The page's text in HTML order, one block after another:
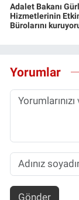
Adalet Bakanı
Hizmetlerinin
Bürolarını
Yorumlar
Gönder